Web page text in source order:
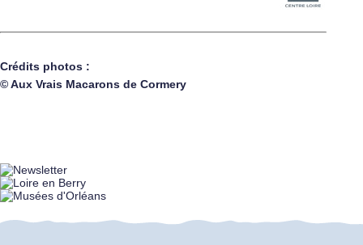
Crédits photos :
© Aux Vrais Macarons de Cormery